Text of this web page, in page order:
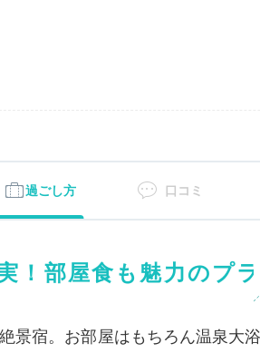
過ごし方 口コミ
！部屋食も魅力のプラ
景宿。お部屋はもちろん温泉大浴